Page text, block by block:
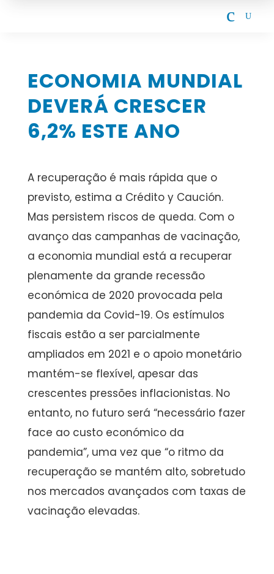
c U
ECONOMIA MUNDIAL
DEVERÁ CRESCER
6,2% ESTE ANO
A recuperação é mais rápida que o
previsto, estima a Crédito y Caución.
Mas persistem riscos de queda. Com o
avanço das campanhas de vacinação,
a economia mundial está a recuperar
plenamente da grande recessão
económica de 2020 provocada pela
pandemia da Covid-19. Os estímulos
fiscais estão a ser parcialmente
ampliados em 2021 e o apoio monetário
mantém-se flexível, apesar das
crescentes pressões inflacionistas. No
entanto, no futuro será “necessário fazer
face ao custo económico da
pandemia”, uma vez que “o ritmo da
recuperação se mantém alto, sobretudo
nos mercados avançados com taxas de
vacinação elevadas.